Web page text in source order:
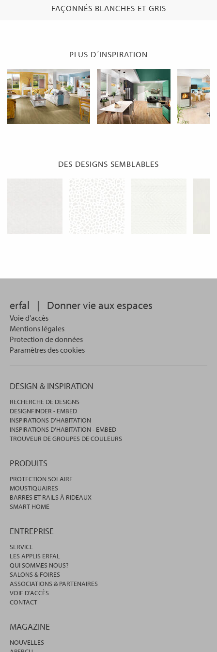
FAÇONNÉS BLANCHES ET GRIS
PLUS D´INSPIRATION
DES DESIGNS SEMBLABLES
erfal | Donner vie aux espaces
Voie d'accès
Mentions légales
Protection de données
Paramètres des cookies
DESIGN & INSPIRATION
RECHERCHE DE DESIGNS
DESIGNFINDER - EMBED
INSPIRATIONS D'HABITATION
INSPIRATIONS D'HABITATION - EMBED
TROUVEUR DE GROUPES DE COULEURS
PRODUITS
PROTECTION SOLAIRE
MOUSTIQUAIRES
BARRES ET RAILS À RIDEAUX
SMART HOME
ENTREPRISE
SERVICE
LES APPLIS ERFAL
QUI SOMMES NOUS?
SALONS & FOIRES
ASSOCIATIONS & PARTENAIRES
VOIE D'ACCÈS
CONTACT
MAGAZINE
NOUVELLES